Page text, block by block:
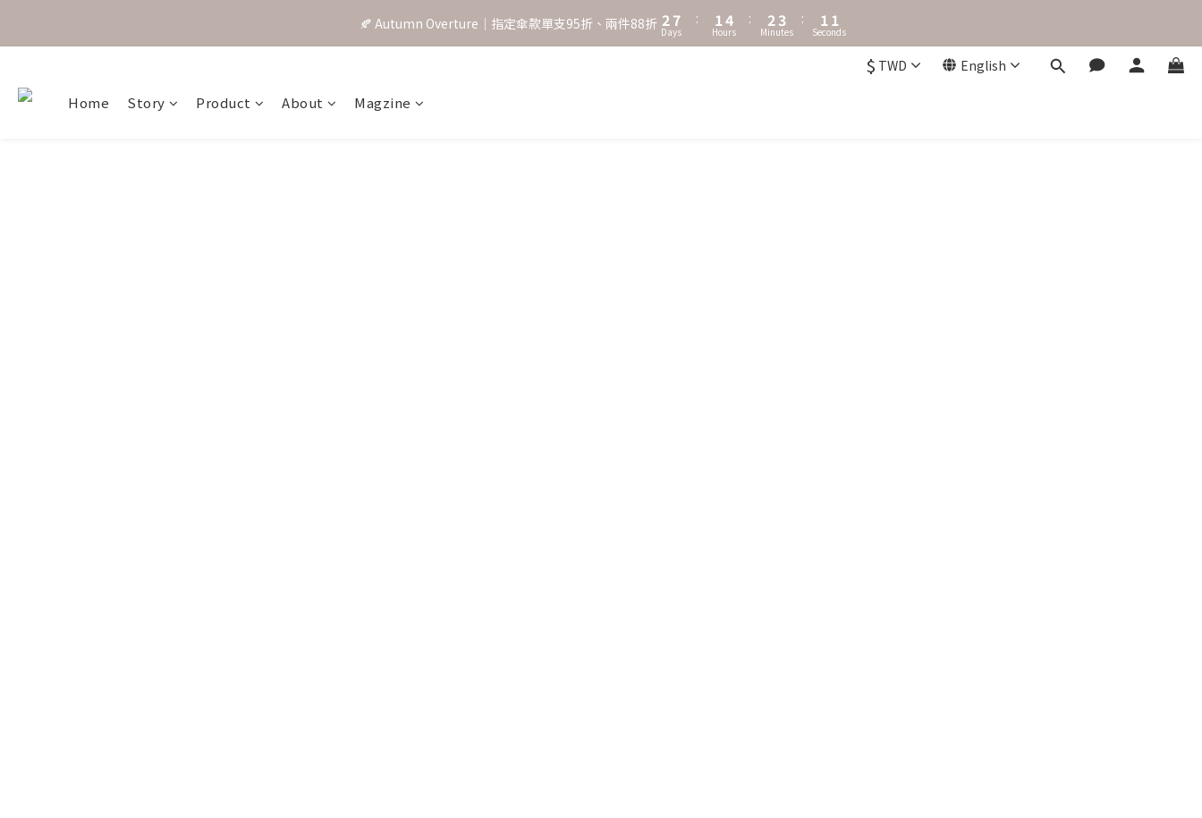
˖⋆꙳𝜗𝜚꙳. Shefa 沃野棕4款 全新上市˖⋆꙳𝜗𝜚꙳
🍂 Autumn Overture｜指定傘款單支95折、兩件88折 2
1
7
6
Days
:
1
0
4
3
Hours
:
2
1
3
2
Minutes
:
1
0
0
Seconds
$ TWD English
Home Story Product About Magzine